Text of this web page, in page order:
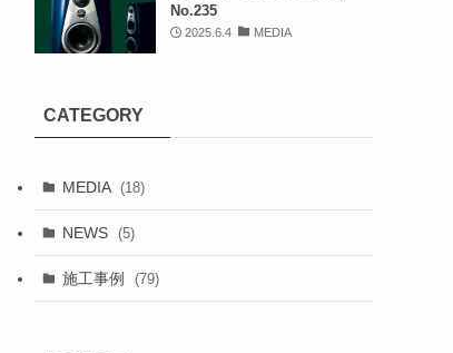
No.235
2025.6.4 MEDIA
CATEGORY
MEDIA (18)
NEWS (5)
施工事例 (79)